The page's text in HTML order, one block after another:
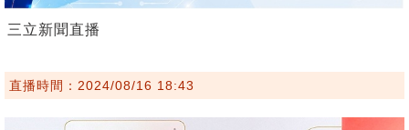
三立新聞直播
直播時間：2024/08/16 18:43